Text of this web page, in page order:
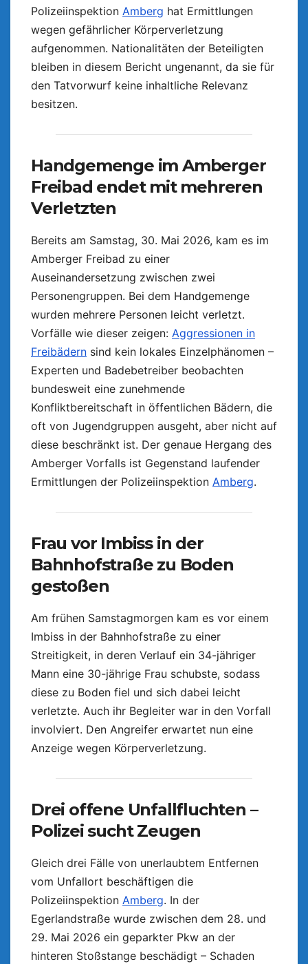
Polizeiinspektion Amberg hat Ermittlungen
wegen gefährlicher Körperverletzung
aufgenommen. Nationalitäten der Beteiligten
bleiben in diesem Bericht ungenannt, da sie für
den Tatvorwurf keine inhaltliche Relevanz
besitzen.
Handgemenge im Amberger
Freibad endet mit mehreren
Verletzten
Bereits am Samstag, 30. Mai 2026, kam es im
Amberger Freibad zu einer
Auseinandersetzung zwischen zwei
Personengruppen. Bei dem Handgemenge
wurden mehrere Personen leicht verletzt.
Vorfälle wie dieser zeigen: Aggressionen in
Freibädern sind kein lokales Einzelphänomen –
Experten und Badebetreiber beobachten
bundesweit eine zunehmende
Konfliktbereitschaft in öffentlichen Bädern, die
oft von Jugendgruppen ausgeht, aber nicht auf
diese beschränkt ist. Der genaue Hergang des
Amberger Vorfalls ist Gegenstand laufender
Ermittlungen der Polizeiinspektion Amberg.
Frau vor Imbiss in der
Bahnhofstraße zu Boden
gestoßen
Am frühen Samstagmorgen kam es vor einem
Imbiss in der Bahnhofstraße zu einer
Streitigkeit, in deren Verlauf ein 34-jähriger
Mann eine 30-jährige Frau schubste, sodass
diese zu Boden fiel und sich dabei leicht
verletzte. Auch ihr Begleiter war in den Vorfall
involviert. Den Angreifer erwartet nun eine
Anzeige wegen Körperverletzung.
Drei offene Unfallfluchten –
Polizei sucht Zeugen
Gleich drei Fälle von unerlaubtem Entfernen
vom Unfallort beschäftigen die
Polizeiinspektion Amberg. In der
Egerlandstraße wurde zwischen dem 28. und
29. Mai 2026 ein geparkter Pkw an der
hinteren Stoßstange beschädigt – Schaden